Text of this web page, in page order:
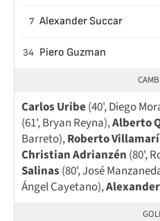
7 Alexander Succar
34 Piero Guzman
Carlos Uribe(40', Diego
(61', Bryan Reyna),Alberto
Barreto),Roberto
Christian Adrianzén (80',
Salinas (80', José
Ángel Cayetano),